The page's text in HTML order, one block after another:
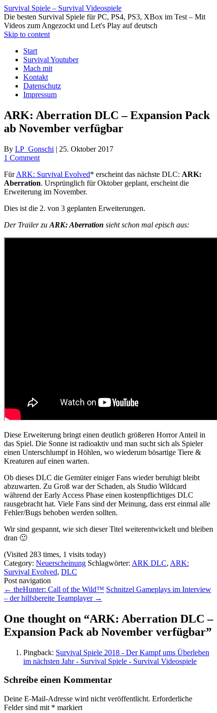
Survival Spiele – Survival Videospiele
Die besten Survival Spiele für PC, PS4, PS3, XBox im Test – Mit
Videos zum Angezockt und Let's Play auf deutsch
Skip to content
Start
Survival Youtuber
Mach mit
Kontakt
Datenschutz
Impressum
ARK: Aberration DLC – Expansion Pack
ab November verfügbar
By LP_Gonschi | 25. Oktober 2017
1 Comment
FürARK: Survival Evolved* erscheint das nächste DLC: ARK:
Aberration. Ursprünglich für Oktober geplant, erscheint die
Erweiterung im November.
Dies ist die 2. von 3 geplanten Erweiterungen.
Der Trailer zu ARK: Aberration sieht schon mal episch aus:
Diese Erweiterung bringt einen deutlich größeren Horror Anteil in
das Spiel. Die Sonne ist radioaktiv und man sucht sich als Spieler
einen Unterschlumpf in Höhlen, wo wiederum bösartige Tiere &
Kreaturen auf einen warten.
Ob dieses DLC die Gemüter einiger Fans wieder beruhigt bleibt
abzuwarten. Zu Groß war der Schaden, als Studio Wildcard
während der Early Access Phase einen kostenpflichtiges DLC
rausgebracht hat. Viele Fans sind der Meinung, dass erst einmal alle
Fehler/Bugs behoben werden sollten.
Wir sind gespannt, wie sich dieser Titel weiterentwickelt und bleiben
dran 🙂
(Visited 283 times, 1 visits today)
Category: Neuerscheinung Schlagwörter: ARK DLC, ARK:
Survival Evolved, DLC
Post navigation
← theHunter: Call of the Wild™ Schnitzel Gameplays im Interview
– der hilfsbereite Teamplayer →
One thought on “ARK: Aberration DLC –
Expansion Pack ab November verfügbar”
Pingback: Survival Spiele 2018 - Der Kampf ums Überleben
im nächsten Jahr - Survival Spiele - Survival Videospiele
Schreibe einen Kommentar
Deine E-Mail-Adresse wird nicht veröffentlicht. Erforderliche
Felder sind mit * markiert